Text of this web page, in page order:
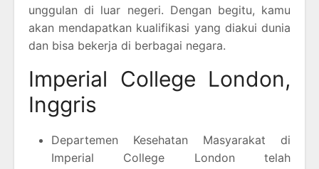
unggulan di luar negeri. Dengan begitu, kamu
akan mendapatkan kualifikasi yang diakui dunia
dan bisa bekerja di berbagai negara.
Imperial College London,
Inggris
Departemen Kesehatan Masyarakat di
Imperial College London telah